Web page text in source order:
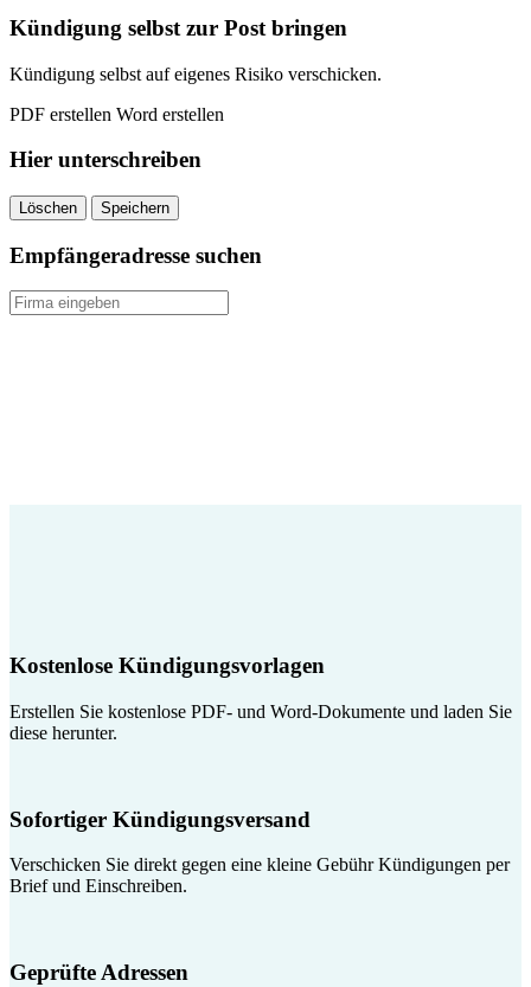
kündigen
quantity
Kündigung selbst zur Post bringen
Kündigung selbst auf eigenes Risiko verschicken.
PDF erstellen Word erstellen
Hier unterschreiben
Löschen Speichern
Empfängeradresse suchen
Kostenlose Kündigungsvorlagen
Erstellen Sie kostenlose PDF- und Word-Dokumente und laden Sie
diese herunter.
Sofortiger Kündigungsversand
Verschicken Sie direkt gegen eine kleine Gebühr Kündigungen per
Brief und Einschreiben.
Geprüfte Adressen